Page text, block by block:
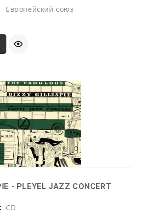
Европейский союз
- PLEYEL JAZZ CONCERT
CD